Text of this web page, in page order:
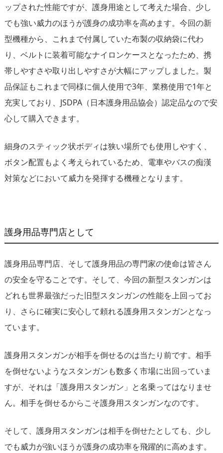
ップされた性能ですが、護身用途として考えた場合、少し
でも強い威力のほうが護身の成功率を高めます。今回の新
型機種から、これまで付属していた布製の収納袋に代わ
り、ベルトに装着可能なナイロンケースとなったため、携
帯しやすさや取り出しやすさが大幅にアップしました。製
品保証もこれまで同様に個人使用で3年、業務使用で1年と
充実しており、JSDPA（日本護身用品協会）認定品なので安
心して購入できます。
細身のスティック状ボディは狭い場所でも使用しやすく、
ボタン配置もよく考えられているため、電車やバスの痴漢
対策などにおいて威力を発揮する機種となります。
護身用品専門店として
護身用品専門店、そして護身用品の専門家の使命は皆さん
の安全を守ることです。そして、今回の新型スタンガンは
どれも世界最強だった旧型スタンガンの性能を上回ってお
り、さらに確実に安心して頼れる護身用スタンガンとなっ
ています。
護身用スタンガンが相手を倒せるのは当たり前です。相手
を倒せないようなスタンガンも数多く市場に出回っていま
すが、それは「護身用スタンガン」と名乗ってはなりませ
ん。相手を倒せるからこそ護身用スタンガンなのです。
そして、護身用スタンガンは相手を倒せたとしても、少し
でも威力が強いほうが護身の成功率を飛躍的に高めます。